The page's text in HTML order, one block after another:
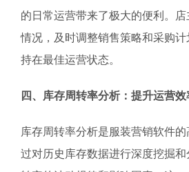
的日常运营带来了极大的便利。
情况，及时调整销售策略和采购
持在最佳运营状态。
四、库存周转率分析：提升运营效
库存周转率分析是服装营销软件
过对历史库存数据进行深度挖掘